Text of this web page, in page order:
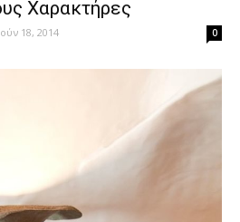
Χαρακτήρες
18, 2014 0